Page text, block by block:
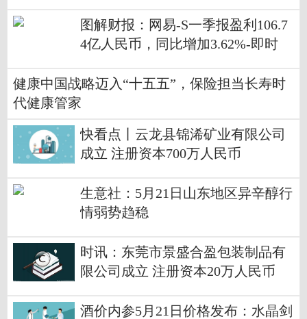
图解财报：网易-S一季报盈利106.7
4亿人民币，同比增加3.62%-即时
健康中国战略迈入“十五五”，保险担当长寿时
代健康管家
快看点丨云龙县锦浠矿业有限公司
成立 注册资本700万人民币
生意社：5月21日山东地区异辛醇行
情弱势趋稳
时讯：东莞市景盛合盈包装制品有
限公司成立 注册资本20万人民币
酒价内参5月21日价格发布：水晶剑